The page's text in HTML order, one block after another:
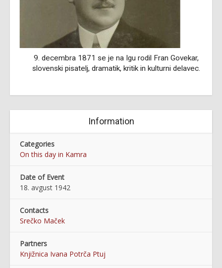
9. decembra 1871 se je na Igu rodil Fran Govekar,
slovenski pisatelj, dramatik, kritik in kulturni delavec.
Information
Categories
On this day in Kamra
Date of Event
18. avgust 1942
Contacts
Srečko Maček
Partners
Knjižnica Ivana Potrča Ptuj